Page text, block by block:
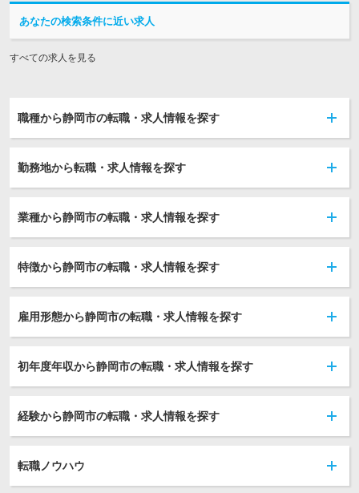
あなたの検索条件に近い求人
すべての求人を見る
職種から静岡市の転職・求人情報を探す
勤務地から転職・求人情報を探す
業種から静岡市の転職・求人情報を探す
特徴から静岡市の転職・求人情報を探す
雇用形態から静岡市の転職・求人情報を探す
初年度年収から静岡市の転職・求人情報を探す
経験から静岡市の転職・求人情報を探す
転職ノウハウ